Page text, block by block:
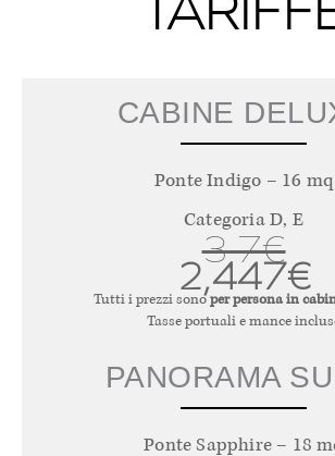
CABINE
Ponte Indigo – 16 mq
Categoria D, E
3,7€
2,447€
Tutti i prezzi sonoper persona in
Tasse portuali e mance
PANORAMA
Ponte Sapphire – 18